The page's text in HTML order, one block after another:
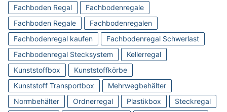
Fachboden Regal
Fachbodenregale
Fachboden Regale
Fachbodenregalen
Fachbodenregal kaufen
Fachbodenregal Schwerlast
Fachbodenregal Stecksystem
Kellerregal
Kunststoffbox
Kunststoffkörbe
Kunststoff Transportbox
Mehrwegbehälter
Normbehälter
Ordnerregal Plastikbox
Steckregal